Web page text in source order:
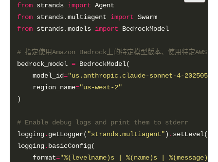
from strands import
from strands.multiagent import
from strands.models import
# 指定使用Amazon Bedrock上的特定模型版本、使用特定AWS
bedrock_model =
    model_id
="us.anthropic.claude-sonnet-4-
    region_name
="us-west-2"
# Enable debug logs and print them to stderr
logging. getLogger( "strands.multiagent") .
logging.
    format
="%(levelname)s | %(name)s | %(message)s